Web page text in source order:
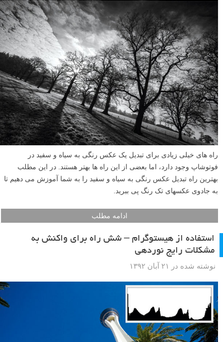
راه های خیلی زیادی برای تبدیل یک عکس رنگی به سیاه و سفید در
فوتوشاپ وجود دارد، اما بعضی از این راه ها بهتر هستند. در این مطلب
بهترین راه تبدیل عکس رنگی به سیاه و سفید را به شما آموزش می دهیم تا
به جادوی عکسهای تک رنگ پی ببرید.
ادامه مطلب
استفاده از هیستوگرام – شش راه برای واکنش به
مشکلات رایج نوردهی
نوشته شده در ۲۱ آبان ۱۳۹۲